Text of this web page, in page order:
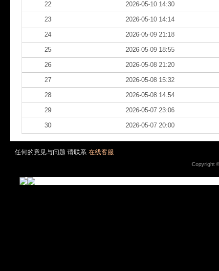
22 2026-05-10 14:30
23 2026-05-10 14:14
24 2026-05-09 21:18
25 2026-05-09 18:55
26 2026-05-08 21:20
27 2026-05-08 15:32
28 2026-05-08 14:54
29 2026-05-07 23:06
30 2026-05-07 20:00
任何的意见与问题 请联系 在线客服
Copyright